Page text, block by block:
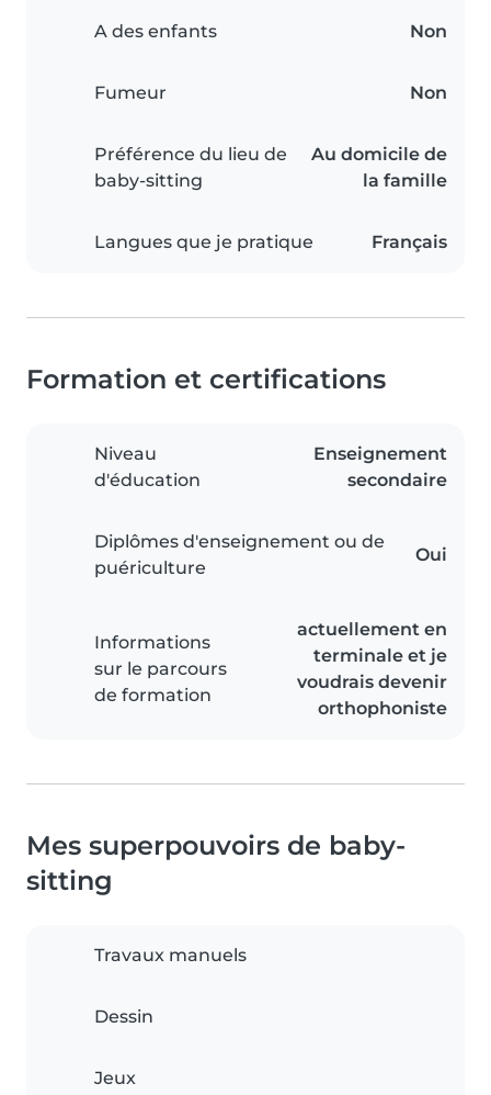
A des enfants Non
Fumeur Non
Préférence du lieu de
baby-sitting
Au domicile de
la famille
Langues que je pratique Français
Formation et certifications
Niveau
d'éducation
Enseignement
secondaire
Diplômes d'enseignement ou de
puériculture
Oui
Informations
sur le parcours
de formation
actuellement en
terminale et je
voudrais devenir
orthophoniste
Mes superpouvoirs de baby-
sitting
Travaux manuels
Dessin
Jeux